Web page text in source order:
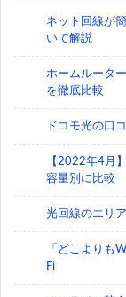
ネット回線が
いて解説
ホームルータ
を徹底比較
ドコモ光の口
【2022年4月
容量別に比較
光回線のエリ
「どこよりも
Fi